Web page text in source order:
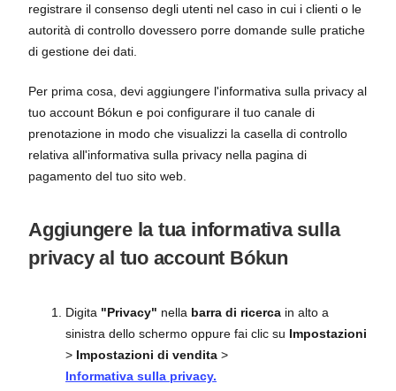
registrare il consenso degli utenti nel caso in cui i clienti o le
autorità di controllo dovessero porre domande sulle pratiche
di gestione dei dati.
Per prima cosa, devi aggiungere l'informativa sulla privacy al
tuo account Bókun e poi configurare il tuo canale di
prenotazione in modo che visualizzi la casella di controllo
relativa all'informativa sulla privacy nella pagina di
pagamento del tuo sito web.
Aggiungere la tua informativa sulla
privacy al tuo account Bókun
Digita "Privacy" nella barra di ricerca in alto a
sinistra dello schermo oppure fai clic su Impostazioni
> Impostazioni di vendita >
Informativa sulla privacy.